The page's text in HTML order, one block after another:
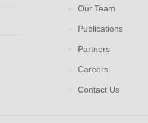
Our Team
Publications
Partners
Careers
Contact Us